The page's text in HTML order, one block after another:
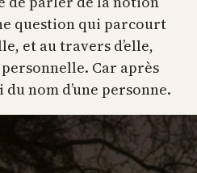
question qui parcourt
et au travers d’elle,
Car après
nom d’une personne.